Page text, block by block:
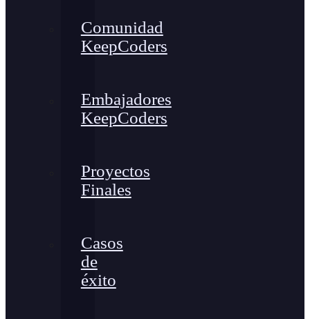
Comunidad
KeepCoders
Embajadores
KeepCoders
Proyectos
Finales
Casos
de
éxito